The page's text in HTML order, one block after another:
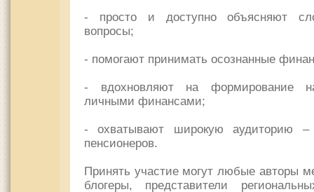
- просто и доступно объясняют
вопросы;
- помогают принимать осознанные
- вдохновляют на формирование
личными финансами;
- охватывают широкую аудиторию
пенсионеров.
Принять участие могут любые авторы
блогеры, представители